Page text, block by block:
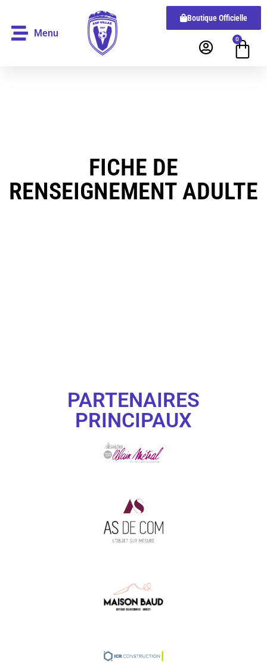
Menu
Boutique Officielle
0
FICHE DE
RENSEIGNEMENT ADULTE
PARTENAIRES
PRINCIPAUX